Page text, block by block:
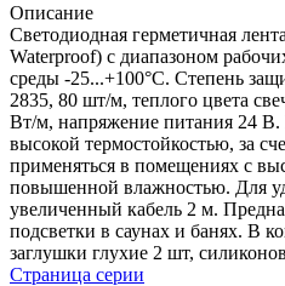
Описание
Светодиодная герметичная
Waterproof) с диапазоном
среды -25...+100°С. Степень
2835, 80 шт/м, теплого цвета
Вт/м, напряжение питания 24
высокой термостойкостью, за
применяться в помещениях с
повышенной влажностью. Для
увеличенный кабель 2 м.
подсветки в саунах и банях. В
заглушки глухие 2 шт,
Страница серии